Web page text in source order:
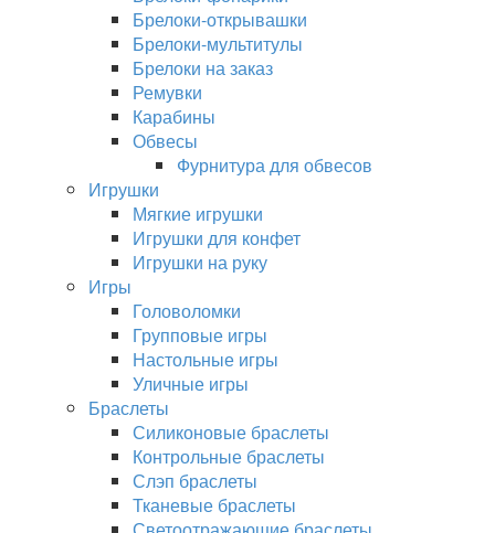
Брелоки-открывашки
Брелоки-мультитулы
Брелоки на заказ
Ремувки
Карабины
Обвесы
Фурнитура для обвесов
Игрушки
Мягкие игрушки
Игрушки для конфет
Игрушки на руку
Игры
Головоломки
Групповые игры
Настольные игры
Уличные игры
Браслеты
Силиконовые браслеты
Контрольные браслеты
Слэп браслеты
Тканевые браслеты